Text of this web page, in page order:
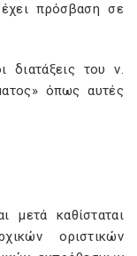
πρόσβαση σε
διατάξεις του ν.
όπως αυτές
μετά καθίσταται
οριστικών